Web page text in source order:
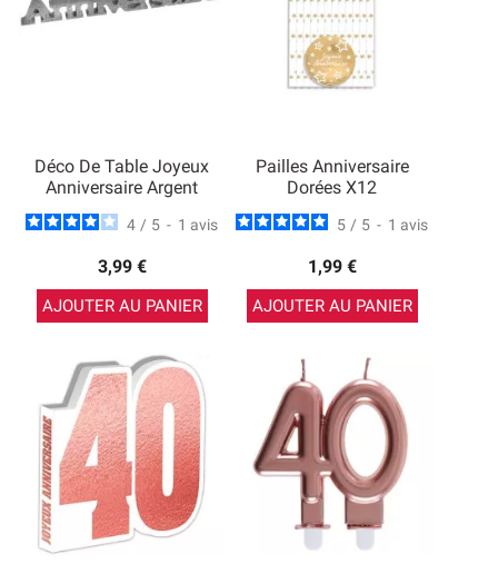
Déco De Table Joyeux
Anniversaire Argent
4 / 5 - 1 avis
3,99 €
AJOUTER AU PANIER
Pailles Anniversaire
Dorées X12
5 / 5 - 1 avis
1,99 €
AJOUTER AU PANIER